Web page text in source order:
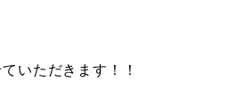
いただきます！！